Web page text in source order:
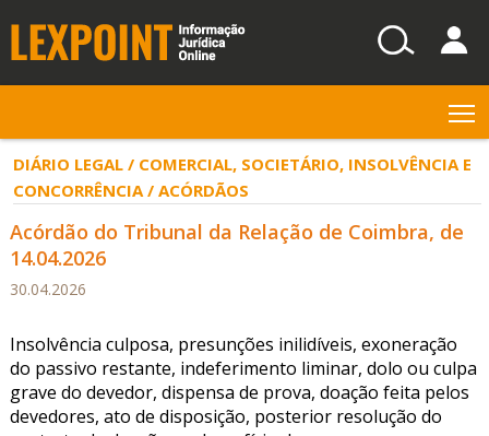
DIÁRIO LEGAL / COMERCIAL, SOCIETÁRIO, INSOLVÊNCIA E
CONCORRÊNCIA / ACÓRDÃOS
Acórdão do Tribunal da Relação de Coimbra, de
14.04.2026
30.04.2026
Insolvência culposa, presunções inilidíveis, exoneração
do passivo restante, indeferimento liminar, dolo ou culpa
grave do devedor, dispensa de prova, doação feita pelos
devedores, ato de disposição, posterior resolução do